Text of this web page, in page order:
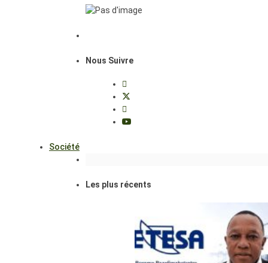
Nous Suivre
Société
Les plus récents